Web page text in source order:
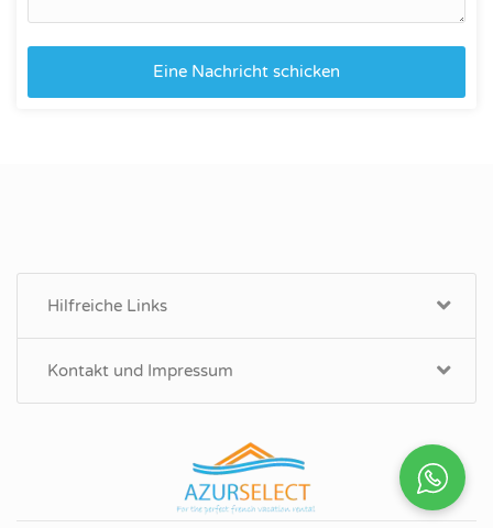
Eine Nachricht schicken
Hilfreiche Links
Kontakt und Impressum